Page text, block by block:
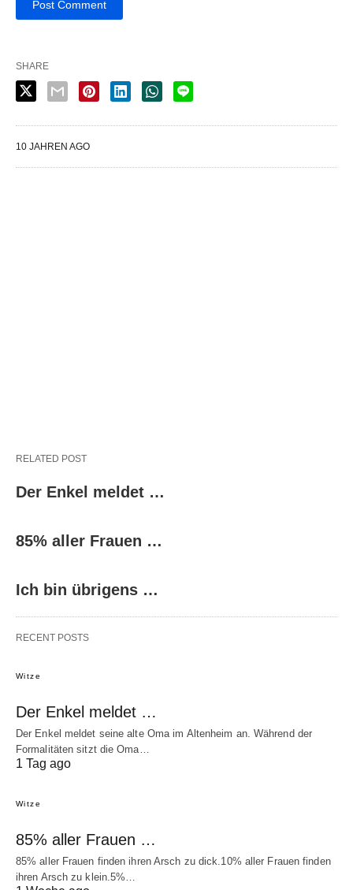
SHARE
10 JAHREN AGO
RELATED POST
Der Enkel meldet …
85% aller Frauen …
Ich bin übrigens …
RECENT POSTS
Witze
Der Enkel meldet …
Der Enkel meldet seine alte Oma im Altenheim an. Während der
Formalitäten sitzt die Oma…
1 Tag ago
Witze
85% aller Frauen …
85% aller Frauen finden ihren Arsch zu dick.10% aller Frauen finden
ihren Arsch zu klein.5%…